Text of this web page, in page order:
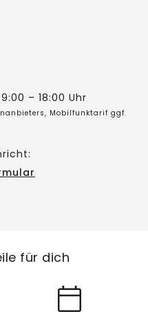
– 18:00 Uhr
Mobilfunktarif ggf.
für dich